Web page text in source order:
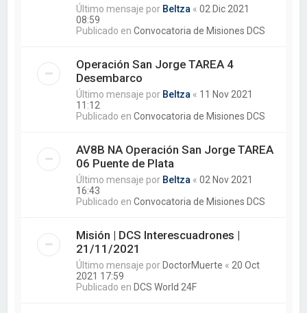
Último mensaje por Beltza «02 Dic 2021
08:59
Publicado enConvocatoria de Misiones DCS
Operación San Jorge TAREA 4
Desembarco
Último mensaje por Beltza « 11 Nov 2021
11:12
Publicado enConvocatoria de Misiones DCS
AV8B NA Operación San Jorge TAREA
06 Puente de Plata
Último mensaje por Beltza «02 Nov 2021
16:43
Publicado enConvocatoria de Misiones DCS
Misión | DCS Interescuadrones |
21/11/2021
Último mensaje por DoctorMuerte « 20 Oct
2021 17:59
Publicado en DCS World 24F